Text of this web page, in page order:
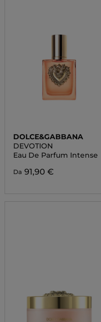
DOLCE&GABBANA
DEVOTION
Eau De Parfum Intense
Da 91,90 €